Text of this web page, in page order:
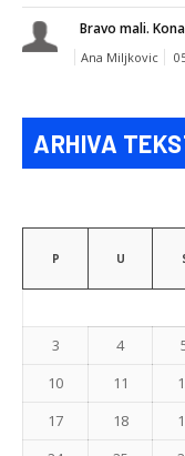
Bravo mali.
Ana Miljkovic
ARHIVA
P U
3
4
10
11
17
18